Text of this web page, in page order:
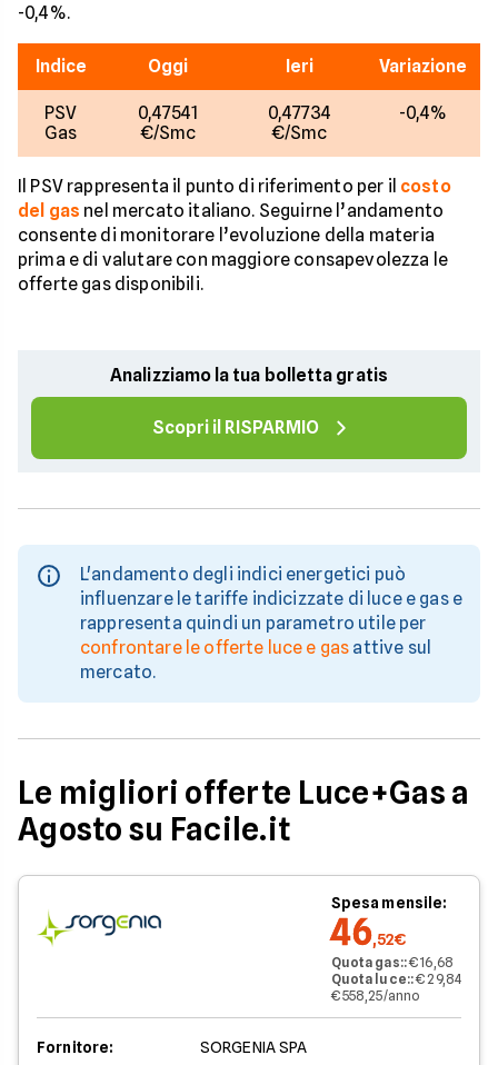
-0,4%.
Indice Oggi Ieri Variazione
PSV
Gas
0,47541
€/Smc
0,47734
€/Smc
-0,4%
Il PSV rappresenta il punto di riferimento per il costo
del gas nel mercato italiano. Seguirne l’andamento
consente di monitorare l’evoluzione della materia
prima e di valutare con maggiore consapevolezza le
offerte gas disponibili.
Analizziamo la tua bolletta gratis
Scopri il RISPARMIO
L'andamento degli indici energetici può
influenzare le tariffe indicizzate di luce e gas e
rappresenta quindi un parametro utile per
confrontare le offerte luce e gas attive sul
mercato.
Le migliori offerte Luce+Gas a
Agosto su Facile.it
Spesa mensile:
46,52€
Quota gas::€ 16,68
Quota luce::€ 29,84
€ 558,25/anno
Fornitore: SORGENIA SPA